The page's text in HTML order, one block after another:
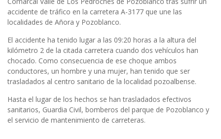
accidente de tráfico en la carretera A-3177 que une las
localidades de Añora y Pozoblanco.
El accidente ha tenido lugar a las 09:20 horas a la altura del
kilómetro 2 de la citada carretera cuando dos vehículos han
chocado. Como consecuencia de ese choque ambos
conductores, un hombre y una mujer, han tenido que ser
trasladados al centro sanitario de la localidad pozoalbense.
Hasta el lugar de los hechos se han trasladados efectivos
sanitarios, Guardia Civil, bomberos del parque de Pozoblanco y
el servicio de mantenimiento de carreteras.